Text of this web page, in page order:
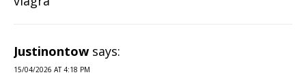
Justinontow says:
15/04/2026 AT 4:18 PM